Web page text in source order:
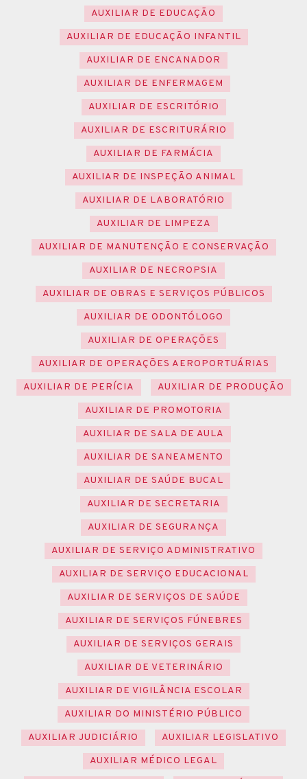
AUXILIAR DE EDUCAÇÃO
AUXILIAR DE EDUCAÇÃO INFANTIL
AUXILIAR DE ENCANADOR
AUXILIAR DE ENFERMAGEM
AUXILIAR DE ESCRITÓRIO
AUXILIAR DE ESCRITURÁRIO
AUXILIAR DE FARMÁCIA
AUXILIAR DE INSPEÇÃO ANIMAL
AUXILIAR DE LABORATÓRIO
AUXILIAR DE LIMPEZA
AUXILIAR DE MANUTENÇÃO E CONSERVAÇÃO
AUXILIAR DE NECROPSIA
AUXILIAR DE OBRAS E SERVIÇOS PÚBLICOS
AUXILIAR DE ODONTÓLOGO
AUXILIAR DE OPERAÇÕES
AUXILIAR DE OPERAÇÕES AEROPORTUÁRIAS
AUXILIAR DE PERÍCIA
AUXILIAR DE PRODUÇÃO
AUXILIAR DE PROMOTORIA
AUXILIAR DE SALA DE AULA
AUXILIAR DE SANEAMENTO
AUXILIAR DE SAÚDE BUCAL
AUXILIAR DE SECRETARIA
AUXILIAR DE SEGURANÇA
AUXILIAR DE SERVIÇO ADMINISTRATIVO
AUXILIAR DE SERVIÇO EDUCACIONAL
AUXILIAR DE SERVIÇOS DE SAÚDE
AUXILIAR DE SERVIÇOS FÚNEBRES
AUXILIAR DE SERVIÇOS GERAIS
AUXILIAR DE VETERINÁRIO
AUXILIAR DE VIGILÂNCIA ESCOLAR
AUXILIAR DO MINISTÉRIO PÚBLICO
AUXILIAR JUDICIÁRIO
AUXILIAR LEGISLATIVO
AUXILIAR MÉDICO LEGAL